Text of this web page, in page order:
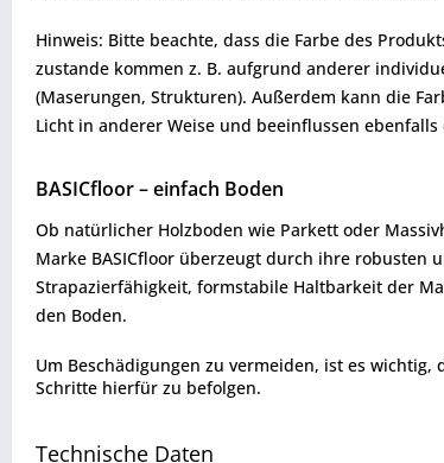
Hinweis: Bitte beachte, dass die Farbe des
zustande kommen z. B. aufgrund anderer
(Maserungen, Strukturen). Außerdem kann die
Licht in anderer Weise und beeinflussen
BASICfloor – einfach Boden
Ob natürlicher Holzboden wie Parkett oder
Marke BASICfloor überzeugt durch ihre robusten
Strapazierfähigkeit, formstabile Haltbarkeit der
den Boden.
Um Beschädigungen zu vermeiden, ist es
Schritte hierfür zu befolgen.
Technische Daten